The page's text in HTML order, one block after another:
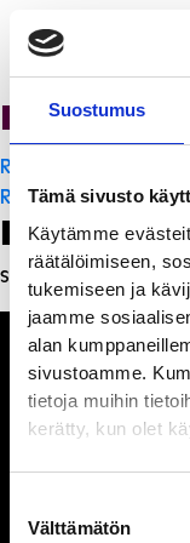
Suostumus
Tämä sivusto
Käytämme
räätälöimiseen,
tukemiseen ja
jaamme
alan
sivustoamme.
tietoja muihin
kerätty, kun olet
valinta
Välttämätön
selaus
Ristorante Momento
Ravintola Sofia
Leave
Sinun täytyy kirjautua